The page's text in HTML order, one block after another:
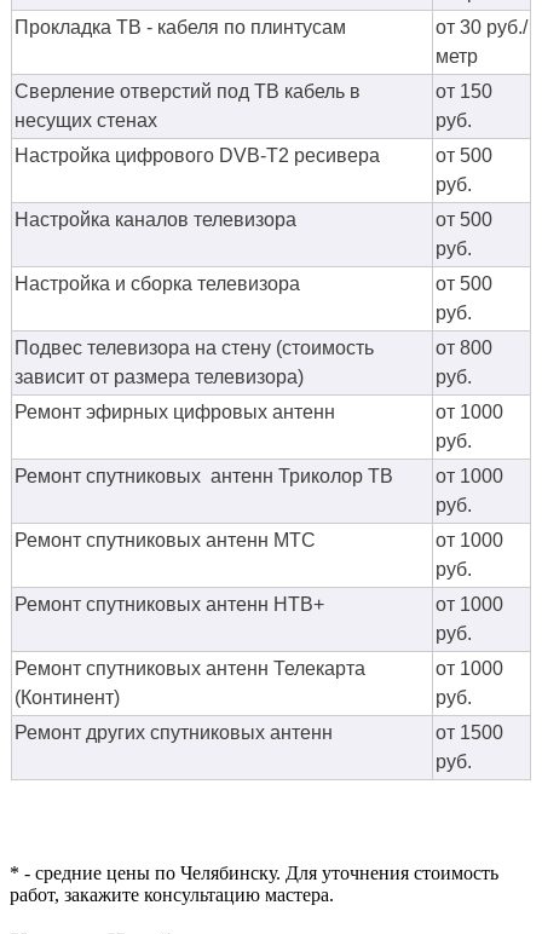
Прокладка ТВ - кабеля по плинтусам
от 30 руб./
метр
Сверление отверстий под ТВ кабель в
несущих стенах
от 150
руб.
Настройка цифрового DVB-T2 ресивера
от 500
руб.
Настройка каналов телевизора
от 500
руб.
Настройка и сборка телевизора
от 500
руб.
Подвес телевизора на стену (стоимость
зависит от размера телевизора)
от 800
руб.
Ремонт эфирных цифровых антенн
от 1000
руб.
Ремонт спутниковых антенн Триколор ТВ
от 1000
руб.
Ремонт спутниковых антенн МТС
от 1000
руб.
Ремонт спутниковых антенн НТВ+
от 1000
руб.
Ремонт спутниковых антенн Телекарта
(Континент)
от 1000
руб.
Ремонт других спутниковых антенн
от 1500
руб.
* - средние цены по Челябинску. Для уточнения стоимость
работ, закажите консультацию мастера.